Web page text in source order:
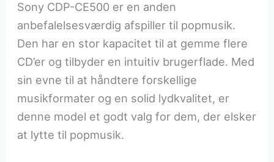
Sony CDP-CE500 er en anden
anbefalelsesværdig afspiller til popmusik.
Den har en stor kapacitet til at gemme flere
CD’er og tilbyder en intuitiv brugerflade. Med
sin evne til at håndtere forskellige
musikformater og en solid lydkvalitet, er
denne model et godt valg for dem, der elsker
at lytte til popmusik.